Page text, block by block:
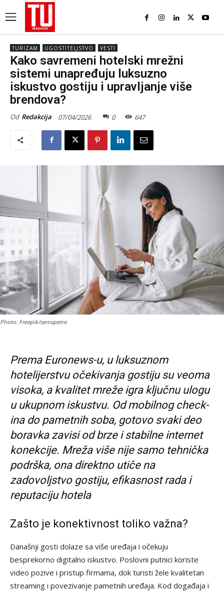
TURIZAM UGOSTITELJSTVO VESTI
Kako savremeni hotelski mrežni
sistemi unapređuju luksuzno
iskustvo gostiju i upravljanje više
brendova?
Od Redakcija 07/04/2026 0 647
Photo: Freepik/senivpetro
Prema Euronews-u, u luksuznom
hotelijerstvu očekivanja gostiju su veoma
visoka, a kvalitet mreže igra ključnu ulogu
u ukupnom iskustvu. Od mobilnog check-
ina do pametnih soba, gotovo svaki deo
boravka zavisi od brze i stabilne internet
konekcije. Mreža više nije samo tehnička
podrška, ona direktno utiče na
zadovoljstvo gostiju, efikasnost rada i
reputaciju hotela
Zašto je konektivnost toliko važna?
Današnji gosti dolaze sa više uređaja i očekuju
besprekorno digitalno iskustvo. Poslovni putnici koriste
video pozive i pristup firmama, dok turisti žele kvalitetan
streaming i povezivanje pametnih uređaja. Kod događaja i